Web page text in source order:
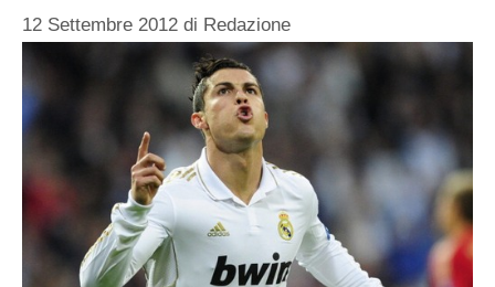
12 Settembre 2012 di Redazione